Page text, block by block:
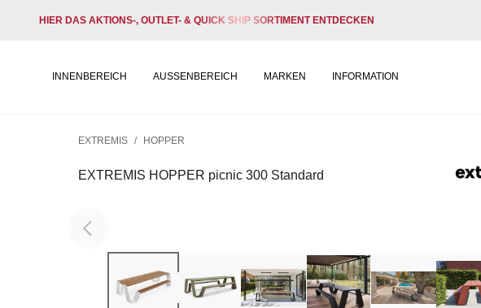
HIER DAS AKTIONS-, OUTLET- & QUICK SHIP SORTIMENT ENTDECKEN
INNENBEREICH AUSSENBEREICH MARKEN INFORMATION
EXTREMIS / HOPPER
EXTREMIS HOPPER picnic 300 Standard